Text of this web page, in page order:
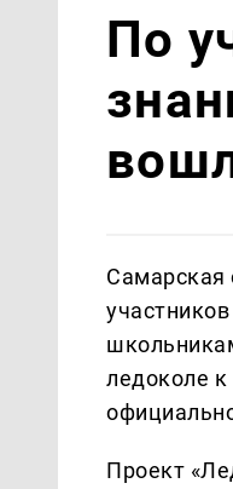
По
Самарская
ледоколе
Проект